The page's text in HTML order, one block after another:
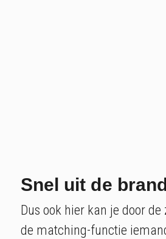
Snel uit de
Dus ook hier kan je door
de matching-functie